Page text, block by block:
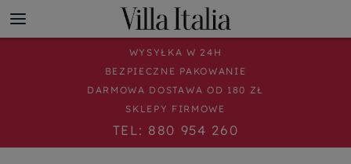
WYSYŁKA W 24H
BEZPIECZNE PAKOWANIE
DARMOWA DOSTAWA OD 180 ZŁ
SKLEPY FIRMOWE
TEL: 880 954 260